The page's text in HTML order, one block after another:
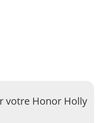
votre Honor Holly